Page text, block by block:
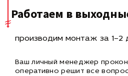
Работаем в
производим монтаж за 1–2
Ваш личный менеджер
оперативнорешит все